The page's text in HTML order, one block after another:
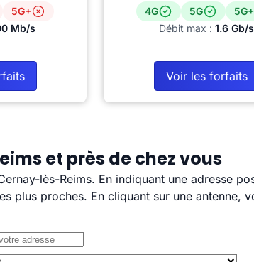
5G+
Mb/s
4G 5G
5G+
Débit max : 1.6 Gb/s
Voir les forfaits
et près de chez vous
lès-Reims. En indiquant une adresse
plus proches. En cliquant sur une